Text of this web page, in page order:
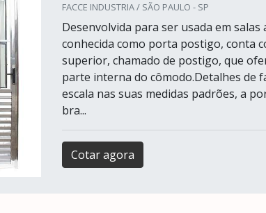
FACCE INDUSTRIA / SÃO PAULO - SP
Desenvolvida para ser usada em
conhecida como porta postigo, conta
superior, chamado de postigo, que
parte interna do cômodo.Detalhes de
escala nas suas medidas padrões, a
bra...
Cotar agora